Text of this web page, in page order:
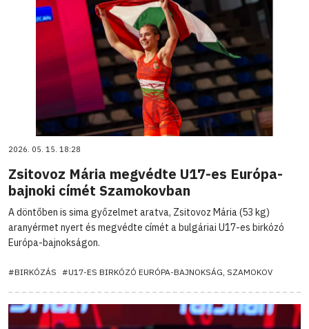
2026. 05. 15. 18:28
Zsitovoz Mária megvédte U17-es Európa-
bajnoki címét Szamokovban
A döntőben is sima győzelmet aratva, Zsitovoz Mária (53 kg)
aranyérmet nyert és megvédte címét a bulgáriai U17-es birkózó
Európa-bajnokságon.
#BIRKÓZÁS #U17-ES BIRKÓZÓ EURÓPA-BAJNOKSÁG, SZAMOKOV